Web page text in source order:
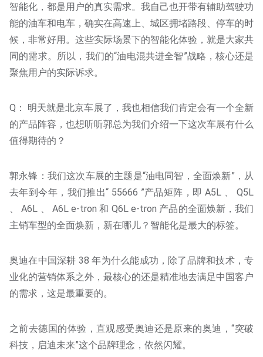
智能化，都是用户的真实需求。我自己也开带有辅助驾驶功
能的油车和电车，确实在高速上、城区拥堵路段、停车的时
候，非常好用。这些实际场景下的智能化体验，就是大家共
同的需求。所以，我们的“油电混共进全智”战略，核心还是
聚焦用户的实际诉求。
Q： 明天就是北京车展了，我也相信我们肯定会有一个全新
的产品阵容，也想听听郭总为我们介绍一下这次车展有什么
值得期待的？
郭永锋：我们这次车展的主题是“油电同智，全面焕新”，从
去年到今年，我们推出“ 55666 ”产品矩阵，即 A5L 、 Q5L
、 A6L 、 A6L e-tron 和 Q6L e-tron 产品的全面焕新，我们
主销车型的全面焕新，新在哪儿？智能化是最大的标签。
奥迪在中国深耕 38 年为什么能成功，除了品牌和技术，专
业化的营销体系之外，最核心的还是精准地去满足中国客户
的需求，这是最重要的。
之前去德国的体验，直观感受奥迪还是原来的奥迪，“突破
科技，启迪未来”这个品牌理念，依然闪耀。